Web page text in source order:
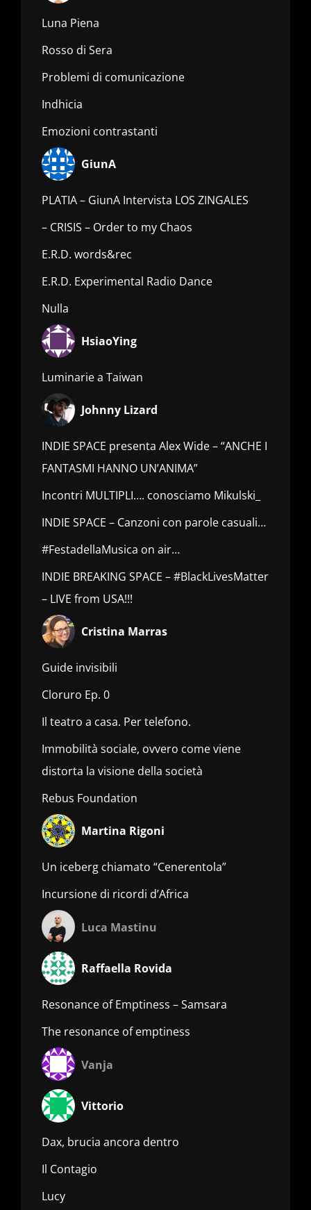
Luna Piena
Rosso di Sera
Problemi di comunicazione
Indhicia
Emozioni contrastanti
GiunA
PLATIA – GiunA Intervista LOS ZINGALES
– CRISIS – Order to my Chaos
E.R.D. words&rec
E.R.D. Experimental Radio Dance
Nulla
HsiaoYing
Luminarie a Taiwan
Johnny Lizard
INDIE SPACE presenta Alex Wide – “ANCHE I
FANTASMI HANNO UN’ANIMA”
Incontri MULTIPLI…. conosciamo Mikulski_
INDIE SPACE – Canzoni con parole casuali…
#FestadellaMusica on air…
INDIE BREAKING SPACE – #BlackLivesMatter
– LIVE from USA!!!
Cristina Marras
Guide invisibili
Cloruro Ep. 0
Il teatro a casa. Per telefono.
Immobilità sociale, ovvero come viene
distorta la visione della società
Rebus Foundation
Martina Rigoni
Un iceberg chiamato “Cenerentola”
Incursione di ricordi d’Africa
Luca Mastinu
Raffaella Rovida
Resonance of Emptiness – Samsara
The resonance of emptiness
Vanja
Vittorio
Dax, brucia ancora dentro
Il Contagio
Lucy